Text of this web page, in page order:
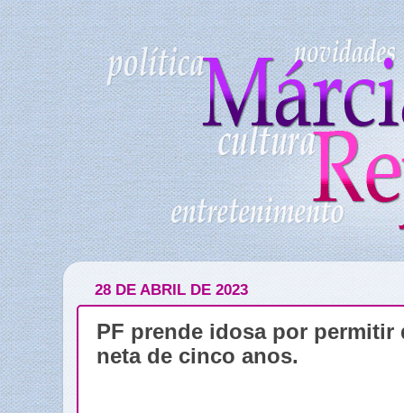
28 DE ABRIL DE 2023
PF prende idosa por
neta de cinco anos.